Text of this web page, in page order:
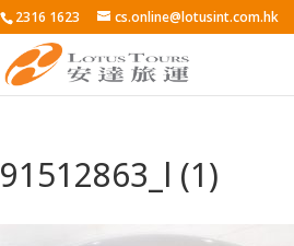
2316 1623 cs.online@lotusint.com.hk
91512863_l (1)